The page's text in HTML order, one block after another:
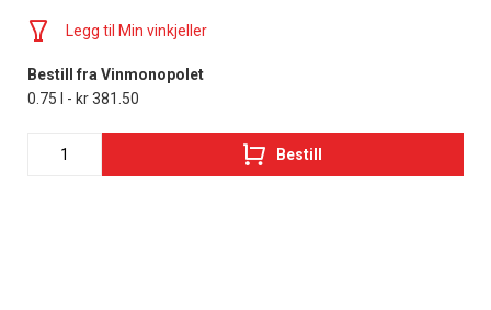
Legg til Min vinkjeller
Bestill fra Vinmonopolet
0.75 l - kr 381.50
Bestill